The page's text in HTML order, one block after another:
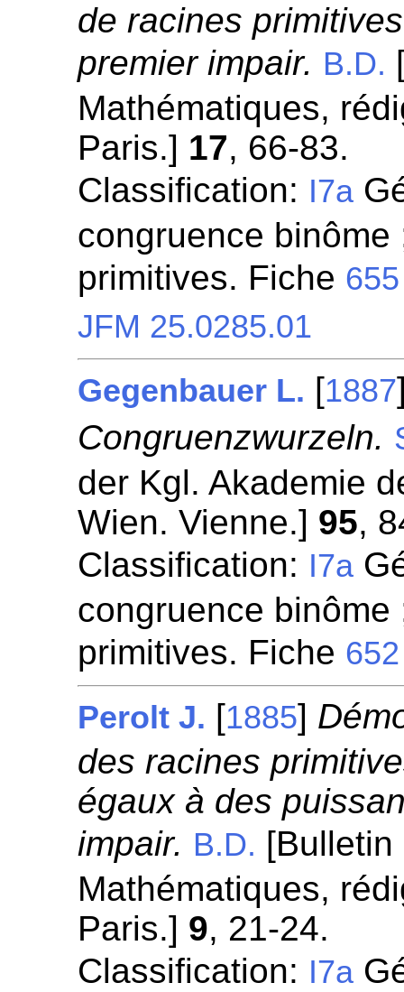
de racines
premier impair. B.D.
Mathématiques,
Paris.] 17, 66-83.
Classification: I7a
congruence
primitives. Fiche 655
JFM 25.0285.01
Gegenbauer L. [1887
Congruenzwurzeln.
der Kgl. Akademie
Wien. Vienne.] 95,
Classification: I7a
congruence
primitives. Fiche 652
Perolt J. [1885]
des racines
égaux à des
impair. B.D.
Mathématiques,
Paris.] 9, 21-24.
Classification: I7a